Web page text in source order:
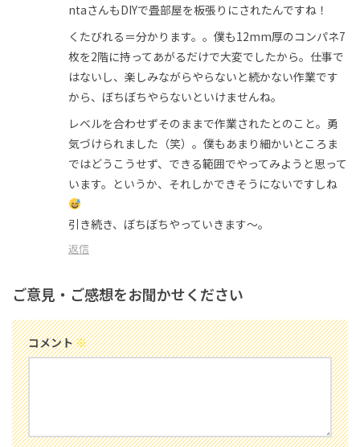
ntaさんもDIYで畳部屋を板張りにされたんですね！
くたびれる＝分かります。。僕も12mm厚のコンパネ7
枚を2階に持ってあがるだけで大変でしたから。仕事で
はないし、楽しみながらやらないと続かない作業です
から、ぼちぼちやらないといけませんね。
レベルを合わせずそのままで作業されたとのこと。勇
気づけられました（笑）。僕もあまり細かいところま
ではどうこうせず、できる範囲でやってみようと思って
います。というか、それしかできそうにないですしね
引き続き、ぼちぼちやっていきます〜。
返信
ご意見・ご感想をお聞かせください
コメント※